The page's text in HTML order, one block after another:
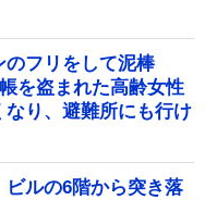
のフリをして泥棒
を盗まれた高齢女性
り、避難所にも行け
ビルの6階から突き落